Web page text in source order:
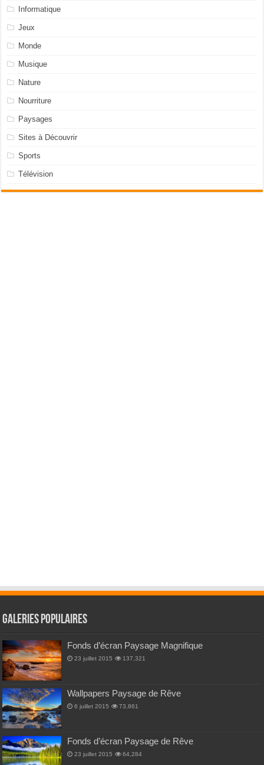
Informatique
Jeux
Monde
Musique
Nature
Nourriture
Paysages
Sites à Découvrir
Sports
Télévision
Galeries Populaires
Fonds d’écran Paysage Magnifique
23 juillet 2015 137,321
Wallpapers Paysage de Rêve
6 juillet 2015 73,861
Fonds d’écran Paysage de Rêve
23 juillet 2015 64,284